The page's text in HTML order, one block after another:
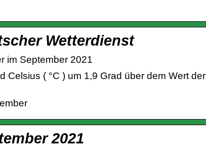
Wetterdienst
im September 2021
( °C ) um 1,9 Grad über dem Wert der
2021